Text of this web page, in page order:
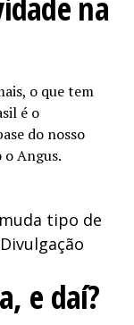
na
o que tem
é o
do nosso
o Angus.
tipo de
e daí?